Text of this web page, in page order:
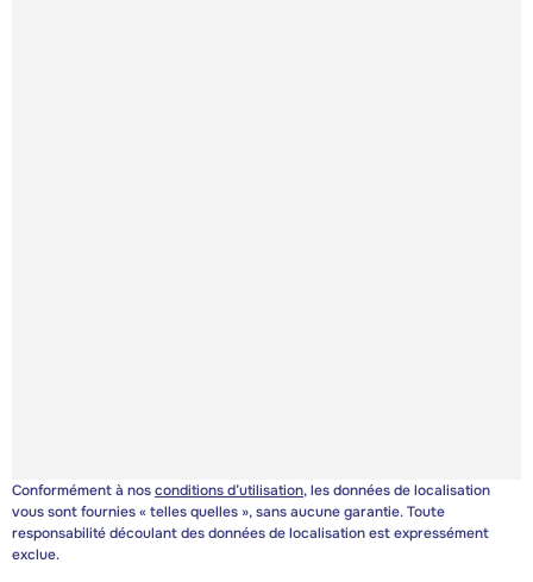
Conformément à nosconditions d’utilisation, les données de localisation
vous sont fournies « telles quelles », sans aucune garantie. Toute
responsabilité découlant des données de localisation est expressément
exclue.